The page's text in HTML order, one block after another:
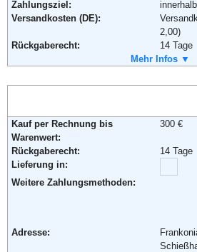
Zahlungsziel:
Versandkosten (DE):
2,00)
Rückgaberecht:
14 Tage
Ja
Lieferung in:
Adresse:
s.Oliver
Email:
Mehr Infos ▼
Kauf per Rechnung bis
Warenwert:
300 €
Rückgaberecht:
14 Tage
Lieferung in:
Weitere Zahlungsmethoden:
Adresse: